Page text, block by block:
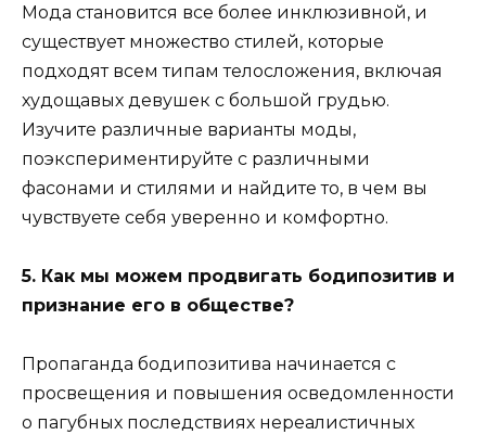
Мода становится все более инклюзивной, и
существует множество стилей, которые
подходят всем типам телосложения, включая
худощавых девушек с большой грудью.
Изучите различные варианты моды,
поэкспериментируйте с различными
фасонами и стилями и найдите то, в чем вы
чувствуете себя уверенно и комфортно.
5. Как мы можем продвигать бодипозитив и
признание его в обществе?
Пропаганда бодипозитива начинается с
просвещения и повышения осведомленности
о пагубных последствиях нереалистичных